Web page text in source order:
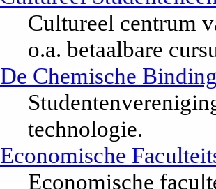
Cultureel centrum
o.a. betaalbare
De Chemische
technologie.
Economische
Economische